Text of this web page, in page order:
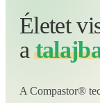
Életet
a
A Compastor®